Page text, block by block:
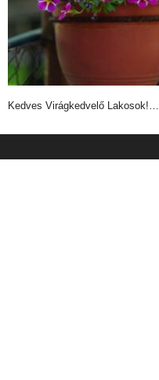
Kedves Virágkedvelő Lakosok!…